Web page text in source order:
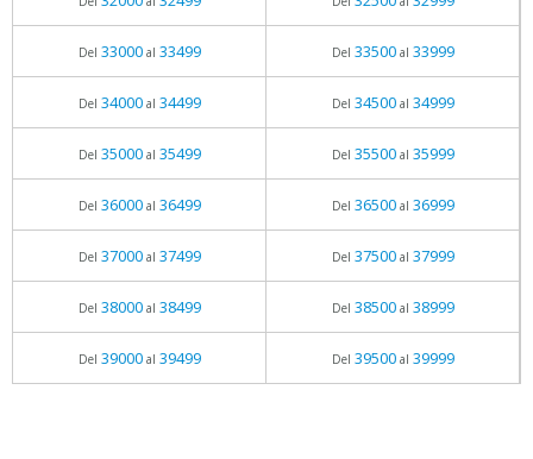
Del 33000al 33499 Del 33500al 33999
Del 34000al 34499 Del 34500al 34999
Del 35000al 35499 Del 35500al 35999
Del 36000al 36499 Del 36500al 36999
Del 37000al 37499 Del 37500al 37999
Del 38000al 38499 Del 38500al 38999
Del 39000al 39499 Del 39500al 39999